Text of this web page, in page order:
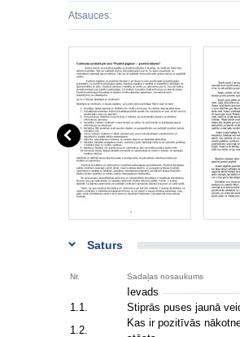
Atsauces:
Saturs
Nr. Sadaļas nosaukums
Ievads
1.1.
Stiprās puses jaunā
1.2.
Kas ir pozitīvās